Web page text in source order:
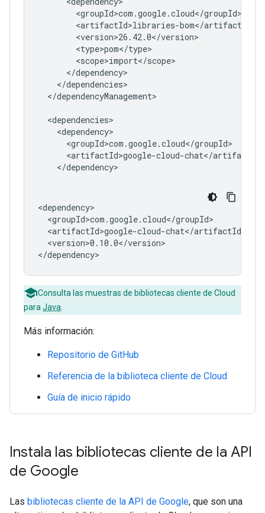
</dependencyManagement>
<version>0.10.0</version>
Consulta las muestras de bibliotecas cliente de Cloud
para Java
Más información:
Repositorio de GitHub
Referencia de la biblioteca cliente de Cloud
Guía de inicio rápido
Instala las bibliotecas cliente de la API
de Google
Las bibliotecas cliente de la API de Google, que son una